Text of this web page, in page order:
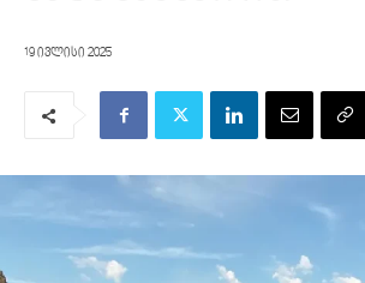
19 ივლისი 2025